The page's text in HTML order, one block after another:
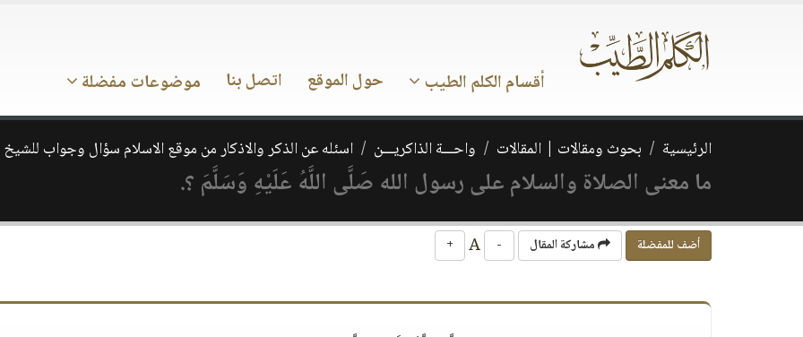
أقسام الكلم الطيب حول الموقع اتصل بنا موضوعات مفضلة
الرئيسية بحوث ومقالات | المقالات واحـــة الذاكريـــن اسئله عن الذكر والاذكار من موقع الاسلام سؤال وجواب للشيخ
ما معنى الصلاة والسلام على رسول الله صَلَّى اللَّهُ عَلَيْهِ وَسَلَّمَ ؟.
أضف للمفضلة مشاركة المقال -
+